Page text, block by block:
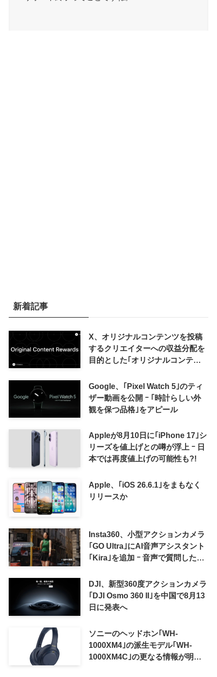
新着記事
X、オリジナルコンテンツを投稿
するクリエイターへの収益分配を
目的とした｢オリジナルコンテン
来の｢収益分配｣は廃止
Google、｢Pixel Watch 5｣のティ
ザー動画を公開 ｰ ｢時計らしい外
観を保つ品格｣をアピール
Appleが8月10日に｢iPhone 17｣シ
リーズを値上げとの噂が浮上 ｰ 日
本では再度値上げの可能性も?!
Apple、｢iOS 26.6.1｣をまもなく
リリースか
Insta360、小型アクションカメラ
｢GO Ultra｣にAI音声アシスタント
｢Kira｣を追加 ｰ 音声で質問した
可能に
DJI、新型360度アクションカメラ
｢DJI Osmo 360 II｣を中国で8月13
日に発表へ
ソニーのヘッドホン｢WH-
1000XM4｣の派生モデル｢WH-
1000XM4C｣の更なる情報が明ら